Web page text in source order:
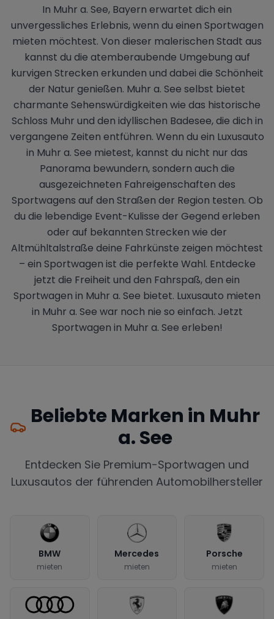
In Muhr a. See, Bayern erwartet dich ein
unvergessliches Erlebnis, wenn du einen Sportwagen
mieten möchtest. Von dieser malerischen Stadt aus
kannst du die atemberaubende Umgebung auf
kurvigen Strecken erkunden und dabei die Schönheit
der Natur genießen. Muhr a. See selbst bietet
charmante Sehenswürdigkeiten wie das historische
Schloss Muhr und den idyllischen Badesee, die dich in
vergangene Zeiten entführen. Wenn du ein Luxusauto
in Muhr a. See mietest, kannst du nicht nur das
Panorama bewundern, sondern auch die
ausgezeichneten Fahreigenschaften des
Sportwagens auf den Straßen der Region testen. Ob
du die lebendige Event-Kulisse der Gegend erleben
oder auf bekannten Strecken wie der
Altmühltalstraße deine Fahrkünste zeigen möchtest
– ein Sportwagen ist die perfekte Wahl. Entdecke
jetzt die Freiheit und den Fahrspaß, den ein
Sportwagen in Muhr a. See bietet. Luxusauto mieten
in Muhr a. See war noch nie so einfach. Jetzt
Sportwagen in Muhr a. See erleben!
Beliebte Marken in Muhr
a. See
Entdecken Sie Premium-Sportwagen und
Luxusautos der führenden Automobilhersteller
BMW
mieten
Mercedes
mieten
Porsche
mieten